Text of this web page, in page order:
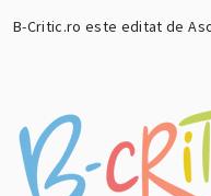
B-Critic.ro este editat de